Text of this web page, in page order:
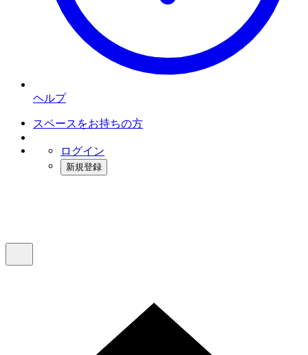
ヘルプ
スペースをお持ちの方
ログイン
新規登録